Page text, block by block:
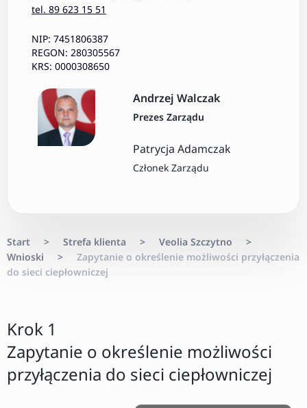
tel. 89 623 15 51
NIP: 7451806387
REGON: 280305567
KRS: 0000308650
Andrzej Walczak
Prezes Zarządu
Patrycja Adamczak
Członek Zarządu
Start > Strefa klienta > Veolia Szczytno
>
Wnioski
>
Zapytanie o określenie możliwości przyłączenia
do sieci ciepłowniczej
Krok 1
Zapytanie o określenie możliwości
przyłączenia do sieci ciepłowniczej